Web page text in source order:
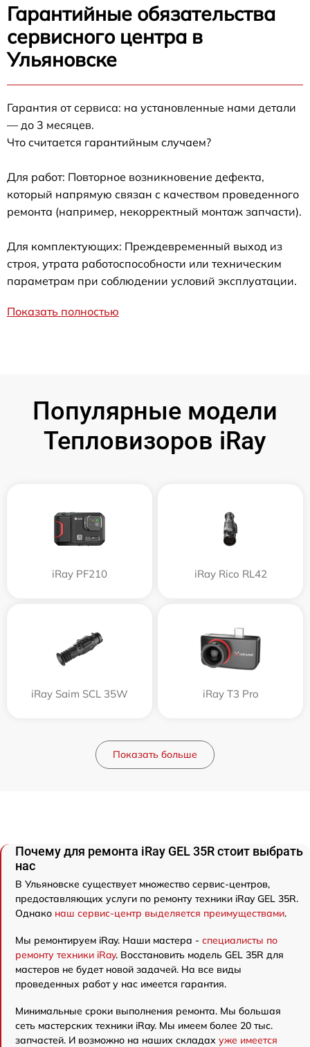
Гарантийные обязательства
сервисного центра в
Ульяновске
Гарантия от сервиса: на установленные нами детали
— до 3 месяцев.
Что считается гарантийным случаем?
Для работ: Повторное возникновение дефекта,
который напрямую связан с качеством проведенного
ремонта (например, некорректный монтаж запчасти).
Для комплектующих: Преждевременный выход из
строя, утрата работоспособности или техническим
параметрам при соблюдении условий эксплуатации.
Показать полностью
Популярные модели
Тепловизоров iRay
iRay PF210 iRay Rico RL42
iRay Saim SCL 35W iRay T3 Pro
Показать больше
Почему для ремонта iRay GEL 35R стоит выбрать
нас
В Ульяновске существует множество сервис-центров,
предоставляющих услуги по ремонту техники iRay GEL 35R.
Однако наш сервис-центр выделяется преимуществами.
Мы ремонтируем iRay. Наши мастера - специалисты по
ремонту техники iRay. Восстановить модель GEL 35R для
мастеров не будет новой задачей. На все виды
проведенных работ у нас имеется гарантия.
Минимальные сроки выполнения ремонта. Мы большая
сеть мастерских техники iRay. Мы имеем более 20 тыс.
запчастей. И возможно на наших складах уже имеется